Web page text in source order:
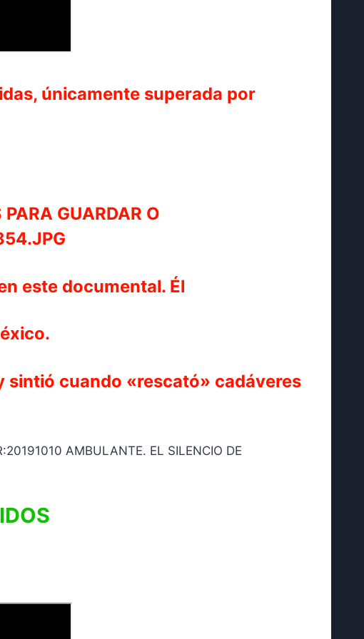
únicamente superada por
este documental. Él
sintió cuando «rescató» cadáveres